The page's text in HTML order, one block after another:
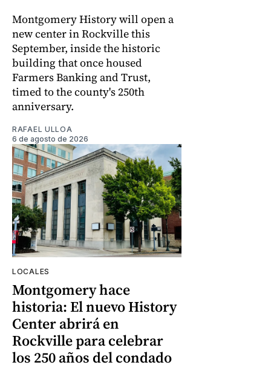
Montgomery History will open a
new center in Rockville this
September, inside the historic
building that once housed
Farmers Banking and Trust,
timed to the county's 250th
anniversary.
RAFAEL ULLOA
6 de agosto de 2026
LOCALES
Montgomery hace
historia: El nuevo History
Center abrirá en
Rockville para celebrar
los 250 años del condado